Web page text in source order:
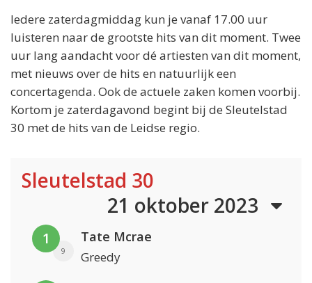
Iedere zaterdagmiddag kun je vanaf 17.00 uur
luisteren naar de grootste hits van dit moment. Twee
uur lang aandacht voor dé artiesten van dit moment,
met nieuws over de hits en natuurlijk een
concertagenda. Ook de actuele zaken komen voorbij.
Kortom je zaterdagavond begint bij de Sleutelstad
30 met de hits van de Leidse regio.
Sleutelstad 30
21 oktober 2023
1
9
Tate Mcrae
Greedy